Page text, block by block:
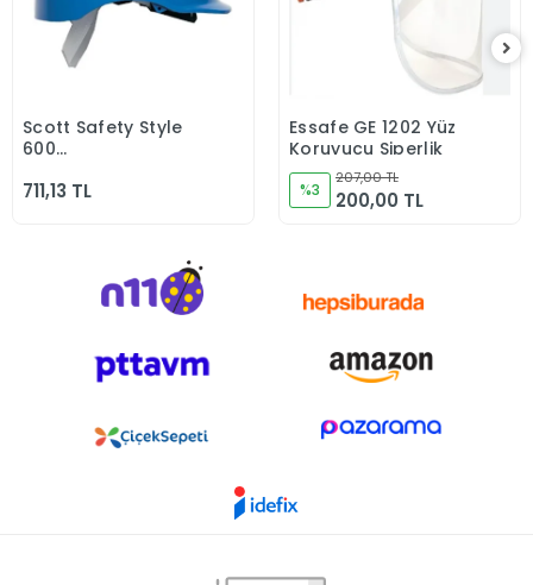
Sepete Ekle
Scott Safety Style
600
-30 C CLASS 0 Mavi
711,13 TL
Sepete Ekle
Essafe GE 1202 Yüz
Koruyucu Siperlik
%3
207,00 TL
200,00 TL